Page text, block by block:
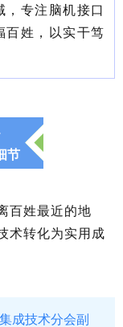
专注脑机接口
百姓，以实干笃
节
百姓最近的地
术转化为实用成
成技术分会副